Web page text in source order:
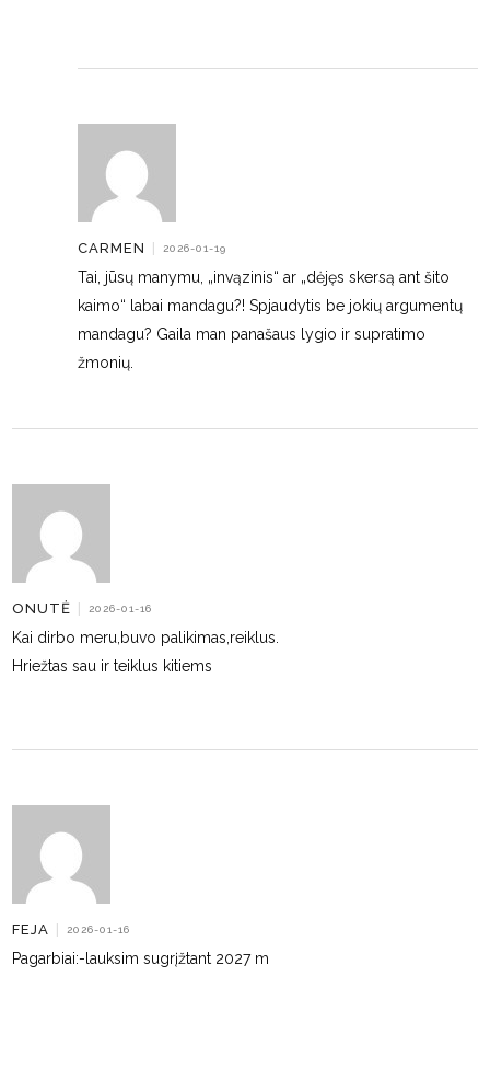
CARMEN | 2026-01-19
Tai, jūsų manymu, „invązinis“ ar „dėjęs skersą ant šito
kaimo“ labai mandagu?! Spjaudytis be jokių argumentų
mandagu? Gaila man panašaus lygio ir supratimo
žmonių.
ONUTĖ | 2026-01-16
Kai dirbo meru,buvo palikimas,reiklus.
Hriežtas sau ir teiklus kitiems
FEJA | 2026-01-16
Pagarbiai:-lauksim sugrįžtant 2027 m